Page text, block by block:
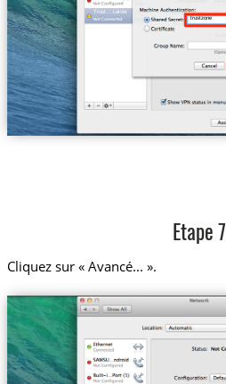
Trust....Latvia
trustzone
Etape 7
Cliquez sur « Avancé... ».